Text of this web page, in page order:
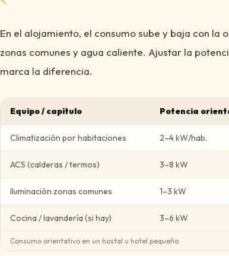
En el alojamiento, el consumo sube y baja con la
zonas comunes y agua caliente. Ajustar la
marca la diferencia.
Equipo / capítulo Potencia
Climatización por habitaciones 2–4 kW/hab.
ACS (calderas / termos) 3–8 kW
Iluminación zonas comunes 1–3 kW
Cocina / lavandería (si hay) 3–6 kW
Consumo orientativo en un hostal u hotel pequeño.